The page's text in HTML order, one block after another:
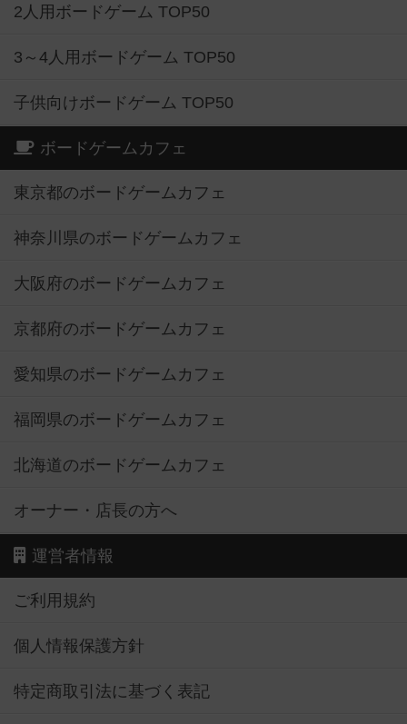
2人用ボードゲーム TOP50
3～4人用ボードゲーム TOP50
子供向けボードゲーム TOP50
ボードゲームカフェ
東京都のボードゲームカフェ
神奈川県のボードゲームカフェ
大阪府のボードゲームカフェ
京都府のボードゲームカフェ
愛知県のボードゲームカフェ
福岡県のボードゲームカフェ
北海道のボードゲームカフェ
オーナー・店長の方へ
運営者情報
ご利用規約
個人情報保護方針
特定商取引法に基づく表記